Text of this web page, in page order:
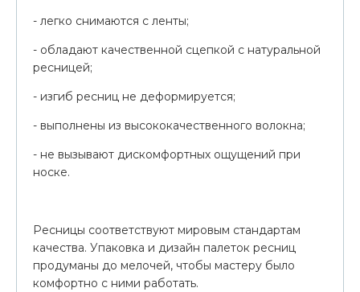
- легко снимаются с ленты;
- обладают качественной сцепкой с натуральной
ресницей;
- изгиб ресниц не деформируется;
- выполнены из высококачественного волокна;
- не вызывают дискомфортных ощущений при
носке.
Ресницы соответствуют мировым стандартам
качества. Упаковка и дизайн палеток ресниц
продуманы до мелочей, чтобы мастеру было
комфортно с ними работать.